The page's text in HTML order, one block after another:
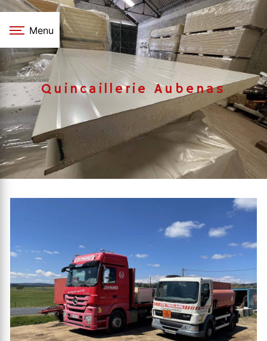
Panneau de gestion des cookies
Menu
Quincaillerie Aubenas